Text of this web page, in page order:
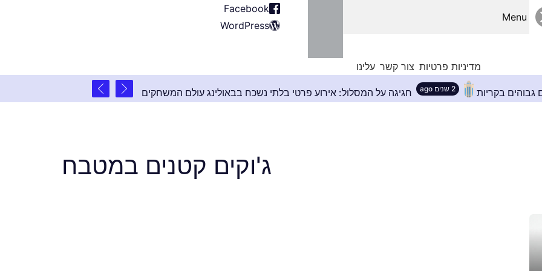
Menu
מדיניות פרטיות צור קשר עלינו
Facebook
WordPress
גבוהים בקריות 2 שנים ago חגיגה על המסלול: אירוע פרטי בלתי נשכח בבאולינג עולם המשחקים
ג'וקים קטנים במטבח